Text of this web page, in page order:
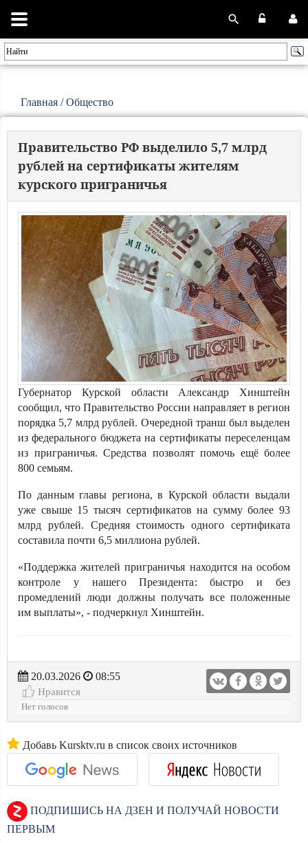
Главная /Общество
Правительство РФ выделило 5,7 млрд
рублей на сертификаты жителям
курского приграничья
Губернатор Курской области Александр Хинштейн
сообщил, что Правительство России направляет в регион
порядка 5,7 млрд рублей. Очередной транш был выделен
из федерального бюджета на сертификаты переселенцам
из приграничья. Средства позволят помочь ещё более
800 семьям.
По данным главы региона, в Курской области выдали
уже свыше 15 тысяч сертификатов на сумму более 93
млрд рублей. Средняя стоимость одного сертификата
составила почти 6,5 миллиона рублей.
«Поддержка жителей приграничья находится на особом
контроле у нашего Президента: быстро и без
промедлений люди должны получать все положенные
им выплаты», - подчеркнул Хинштейн.
20.03.2026
08:55
Нравится
Нет голосов
Добавь Kursktv.ru в список своих источников
ПОДПИШИСЬ НА ДЗЕН И ПОЛУЧАЙ НОВОСТИ
ПЕРВЫМ